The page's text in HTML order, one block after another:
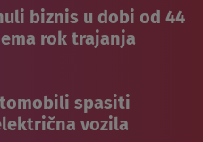
biznis u dobi od 44
rok trajanja
spasiti
vozila